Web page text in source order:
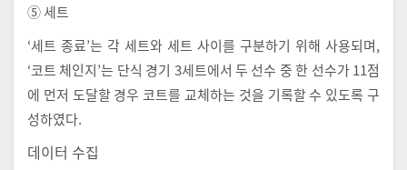
⑤ 세트
‘세트 종료’는 각 세트와 세트 사이를 구분하기 위해 사용되며,
‘코트 체인지’는 단식 경기 3세트에서 두 선수 중 한 선수가 11점
에 먼저 도달할 경우 코트를 교체하는 것을 기록할 수 있도록 구
성하였다.
데이터 수집